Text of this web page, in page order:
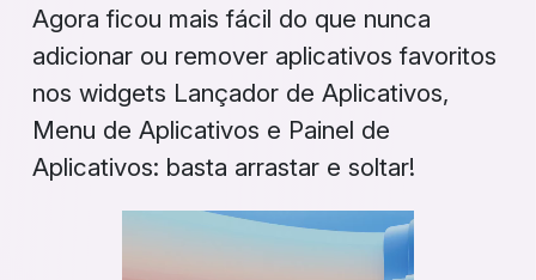
Agora ficou mais fácil do que nunca
adicionar ou remover aplicativos favoritos
nos widgets Lançador de Aplicativos,
Menu de Aplicativos e Painel de
Aplicativos: basta arrastar e soltar!